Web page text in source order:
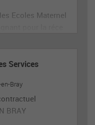
Ecoles Maternel
aux enfant
éduca
Services
Bray
BRAY